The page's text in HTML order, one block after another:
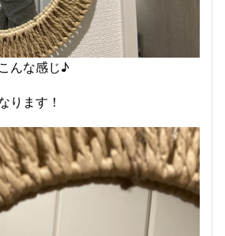
んな感じ♪
ります！